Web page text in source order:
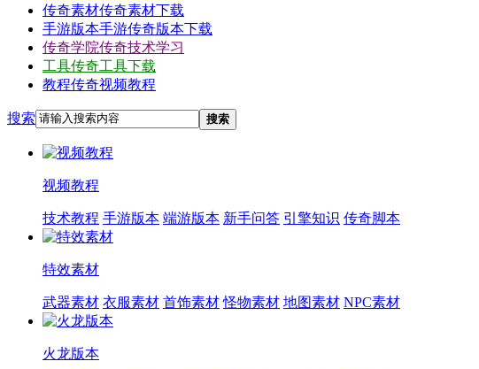
传奇素材传奇素材下载
手游版本手游传奇版本下载
传奇学院传奇技术学习
工具传奇工具下载
教程传奇视频教程
搜索 搜索
视频教程
技术教程 手游版本 端游版本 新手问答 引擎知识 传奇脚本
特效素材
武器素材 衣服素材 首饰素材 怪物素材 地图素材 NPC素材
火龙版本